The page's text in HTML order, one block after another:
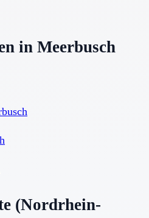
in Meerbusch
(Nordrhein-